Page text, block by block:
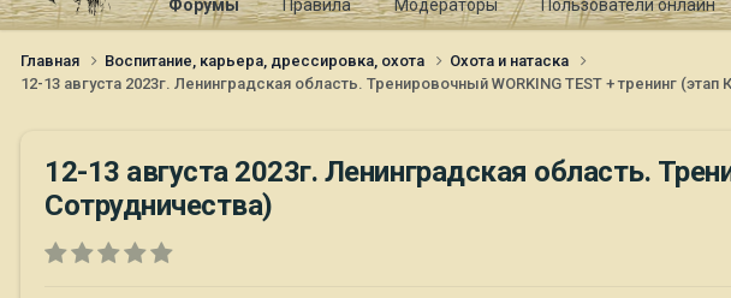
Форумы Правила Модераторы Пользователи онлайн
Главная Воспитание, карьера, дрессировка, охота
Охота и натаска
12-13 августа 2023г. Ленинградская область. Тренировочный WORKING TEST + тренинг (этап
12-13 августа 2023г. Ленинградская область.
Сотрудничества)